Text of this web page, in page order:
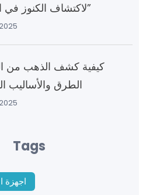
لاكتشاف الكنوز في الأعماق”
كيفية كشف الذهب من
الطرق والأساليب
Tags